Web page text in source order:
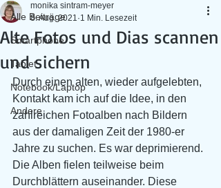
Alle Beiträge
Smartphone
Tablet
Notebook/Laptop
Andere
Alte Fotos und Dias scannen
und sichern
monika sintram-meyer
8. Aug. 2021 1 Min. Lesezeit
Durch einen alten, wieder aufgelebten,
Kontakt kam ich auf die Idee, in den
zahlreichen Fotoalben nach Bildern
aus der damaligen Zeit der 1980-er
Jahre zu suchen. Es war deprimierend.
Die Alben fielen teilweise beim
Durchblättern auseinander. Diese